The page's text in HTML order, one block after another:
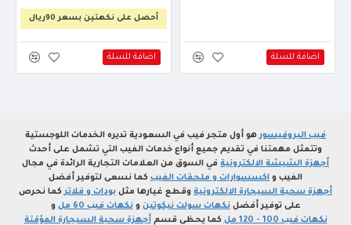
اضافة للسلة
أحصل على نكهتين بسعر 90ريال
اضافة للسلة
فيب البروفيسورهو أول متجر فيب في السعودية تديره الخدمات اللوجستية
وتتمثل مهمتنا في تقديم جميع أنواع خدمات الفيب التي تشمل على أحدث
أجهزة الشيشة الالكترونية في السوق من العلامات التجارية الرائدة في مجال
الفيب و اكسسوارات و ملحقات الفيب كما نسعى لتوفير أفضل
أجهزة سحبة السيجارة الالكترونية وقطع غيارها مثل بودات و فلاتركما نحرص
على توفير أفضلنكهات سولت نيكوتين ونكهات فيب 60 مل
و
نكهات فيب 100 - 120 مل
كما يحظى قسمأجهزة سحبة السيجارة المؤقتة